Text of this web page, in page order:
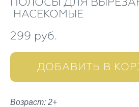
НАСЕКОМЫЕ
299 pуб.
ДОБАВИТЬ В
Возраст: 2+